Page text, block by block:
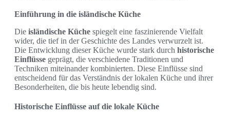
Einführung in die isländische Küche
Die isländische Küche spiegelt eine faszinierende Vielfalt
wider, die tief in der Geschichte des Landes verwurzelt ist.
Die Entwicklung dieser Küche wurde stark durch historische
Einflüsse geprägt, die verschiedene Traditionen und
Techniken miteinander kombinierten. Diese Einflüsse sind
entscheidend für das Verständnis der lokalen Küche und ihrer
Besonderheiten, die bis heute lebendig sind.
Historische Einflüsse auf die lokale Küche